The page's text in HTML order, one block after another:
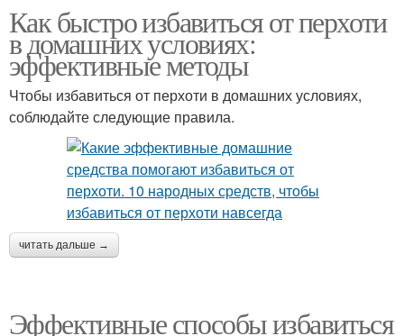
Как быстро избавиться от перхоти
в домашних условиях:
эффективные методы
Чтобы избавиться от перхоти в домашних условиях,
соблюдайте следующие правила.
читать дальше →
Эффективные способы избавиться